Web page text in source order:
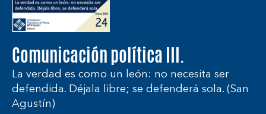
Comunicación política III.
La verdad es como un león: no necesita ser
defendida. Déjala libre; se defenderá sola. (San
Agustín)